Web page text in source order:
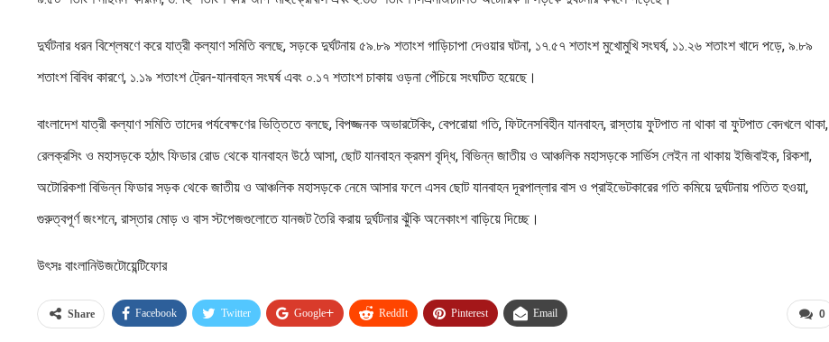
দুর্ঘটনার ধরন বিশ্লেষণে করে যাত্রী কল্যাণ সমিতি বলছে, সড়কে দুর্ঘটনায় ৫৯.৮৯ শতাংশ গাড়িচাপা দেওয়ার ঘটনা, ১৭.৫৭ শতাংশ মুখোমুখি সংঘর্ষ, ১১.২৬ শতাংশ খাদে পড়ে, ৯.৮৯
শতাংশ বিবিধ কারণে, ১.১৯ শতাংশ ট্রেন-যানবাহন সংঘর্ষ এবং ০.১৭ শতাংশ চাকায় ওড়না পেঁচিয়ে সংঘটিত হয়েছে।
বাংলাদেশ যাত্রী কল্যাণ সমিতি তাদের পর্যবেক্ষণের ভিত্তিতে বলছে, বিপজ্জনক অভারটেকিং, বেপরোয়া গতি, ফিটনেসবিহীন যানবাহন, রাস্তায় ফুটপাত না থাকা বা ফুটপাত বেদখলে থাকা,
রেলক্রসিং ও মহাসড়কে হঠাৎ ফিডার রোড থেকে যানবাহন উঠে আসা, ছোট যানবাহন ক্রমশ বৃদ্ধি, বিভিন্ন জাতীয় ও আঞ্চলিক মহাসড়কে সার্ভিস লেইন না থাকায় ইজিবাইক, রিকশা,
অটোরিকশা বিভিন্ন ফিডার সড়ক থেকে জাতীয় ও আঞ্চলিক মহাসড়কে নেমে আসার ফলে এসব ছোট যানবাহন দূরপাল্লার বাস ও প্রাইভেটকারের গতি কমিয়ে দুর্ঘটনায় পতিত হওয়া,
গুরুত্বপূর্ণ জংশনে, রাস্তার মোড় ও বাস স্টপেজগুলোতে যানজট তৈরি করায় দুর্ঘটনার ঝুঁকি অনেকাংশ বাড়িয়ে দিচ্ছে।
উৎসঃ বাংলানিউজটোয়েন্টিফোর
0
Share Facebook Twitter Google+ ReddIt Pinterest Email